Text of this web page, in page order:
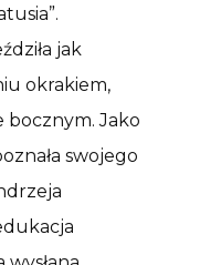
jak
okrakiem,
bocznym. Jako
swojego